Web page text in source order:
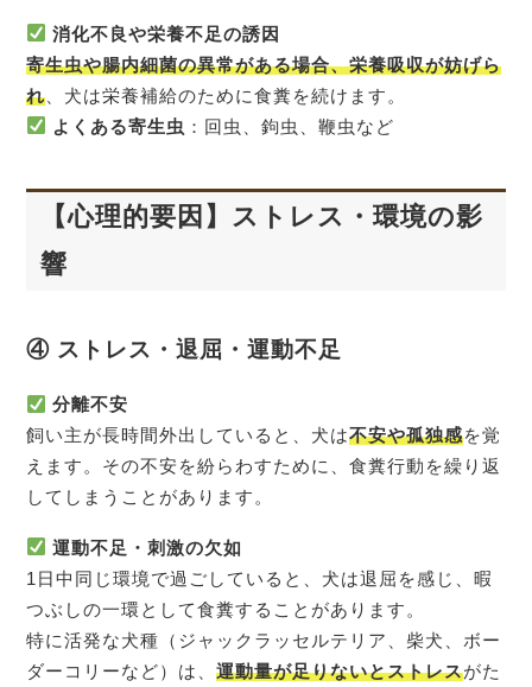
消化不良や栄養不足の誘因
寄生虫や腸内細菌の異常がある場合、栄養吸収が妨げら
れ 、犬は栄養補給のために食糞を続けます。
よくある寄生虫 ：回虫、鉤虫、鞭虫など
【心理的要因】ストレス・環境の影
響
④ ストレス・退屈・運動不足
分離不安
飼い主が長時間外出していると、犬は不安や孤独感を覚
えます。その不安を紛らわすために、食糞行動を繰り返
してしまうことがあります。
運動不足・刺激の欠如
1日中同じ環境で過ごしていると、犬は退屈を感じ、暇
つぶしの一環として食糞することがあります。
特に活発な犬種（ジャックラッセルテリア、柴犬、ボー
ダーコリーなど）は、運動量が足りないとストレスがた